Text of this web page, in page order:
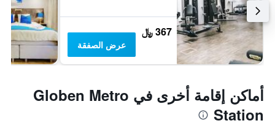
367 ﷼
عرض الصفقة
أماكن إقامة أخرى في Globen Metro
Station